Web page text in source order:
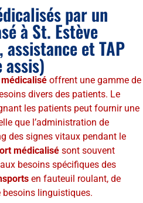
par un
à St. Estève
et TAP
offrent une gamme de
divers des patients. Le
les patients peut fournir une
que l’administration de
des signes vitaux pendant le
médicalisé sont souvent
besoins spécifiques des
en fauteuil roulant, de
linguistiques.